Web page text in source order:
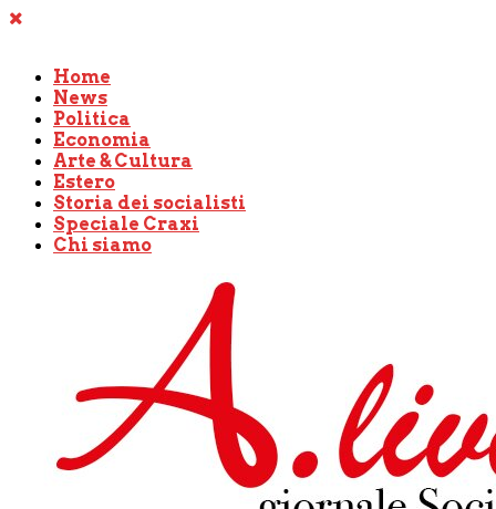
Home
News
Politica
Economia
Arte & Cultura
Estero
Storia dei socialisti
Speciale Craxi
Chi siamo